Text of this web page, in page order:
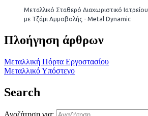
Μεταλλικό Σταθερό Διαχωριστικό Ιατρείου
με Τζάμι Αμμοβολής - Metal Dynamic
Πλοήγηση άρθρων
Μεταλλική Πόρτα Εργοστασίου
Μεταλλικό Υπόστεγο
Search
Αναζήτηση για: